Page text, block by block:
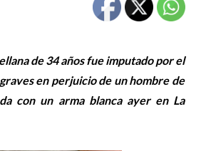
de 34 años fue imputado por el
en perjuicio de un hombre de
con un arma blanca ayer en La